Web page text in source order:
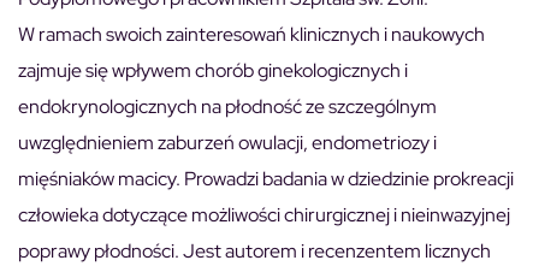
W ramach swoich zainteresowań klinicznych i naukowych
zajmuje się wpływem chorób ginekologicznych i
endokrynologicznych na płodność ze szczególnym
uwzględnieniem zaburzeń owulacji, endometriozy i
mięśniaków macicy. Prowadzi badania w dziedzinie prokreacji
człowieka dotyczące możliwości chirurgicznej i nieinwazyjnej
poprawy płodności. Jest autorem i recenzentem licznych